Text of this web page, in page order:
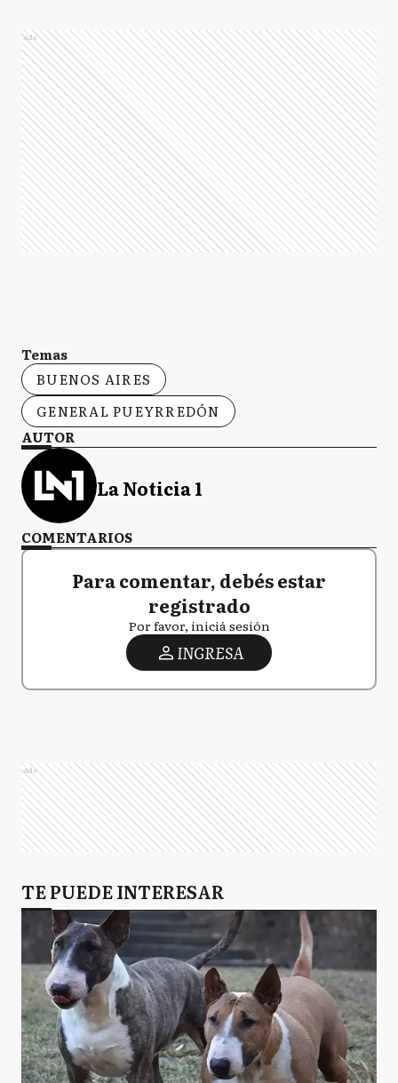
Ads
Temas
BUENOS AIRES
GENERAL PUEYRREDÓN
AUTOR
La Noticia 1
COMENTARIOS
Para comentar, debés estar
registrado
Por favor, iniciá sesión
INGRESA
Ads
TE PUEDE INTERESAR